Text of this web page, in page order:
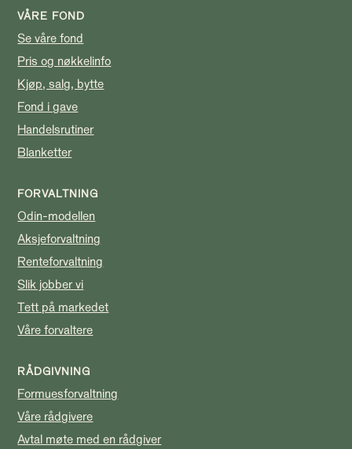
VÅRE FOND
Se våre fond
Pris og nøkkelinfo
Kjøp, salg, bytte
Fond i gave
Handelsrutiner
Blanketter
FORVALTNING
Odin-modellen
Aksjeforvaltning
Renteforvaltning
Slik jobber vi
Tett på markedet
Våre forvaltere
RÅDGIVNING
Formuesforvaltning
Våre rådgivere
Avtal møte med en rådgiver